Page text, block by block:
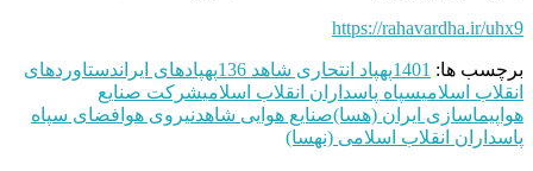
https://rahavardha.ir/uhx9
برچسب ها: 1401پهپاد انتحاری شاهد 136 پهپادهای ایراندستاوردهای
انقلاب اسلامیسپاه پاسداران انقلاب اسلامیشرکت صنایع
هواپیماسازی ایران (هسا)صنایع هوایی شاهدنیروی هوافضای سپاه
پاسداران انقلاب اسلامی (نهسا)